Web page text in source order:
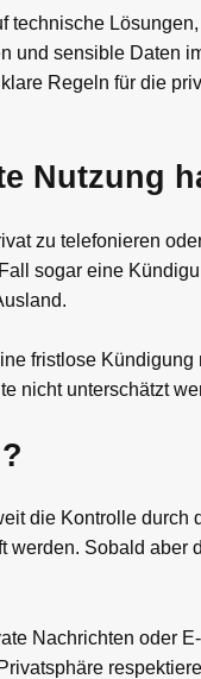
technische
und sensible Daten
Regeln für die
Nutzung
zu telefonieren
sogar eine
fristlose
nicht unterschätzt
die Kontrolle
werden. Sobald
Nachrichten oder